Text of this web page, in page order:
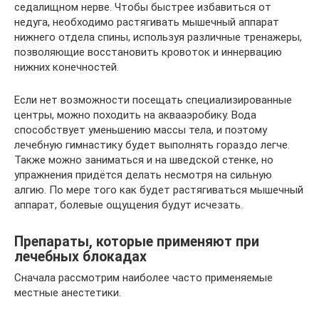
седалищном нерве. Чтобы быстрее избавиться от
недуга, необходимо растягивать мышечный аппарат
нижнего отдела спины, используя различные тренажеры,
позволяющие восстановить кровоток и иннервацию
нижних конечностей.
Если нет возможности посещать специализированные
центры, можно походить на аквааэробику. Вода
способствует уменьшению массы тела, и поэтому
лечебную гимнастику будет выполнять гораздо легче.
Также можно заниматься и на шведской стенке, но
упражнения придётся делать несмотря на сильную
алгию. По мере того как будет растягиваться мышечный
аппарат, болевые ощущения будут исчезать.
Препараты, которые применяют при
лечебных блокадах
Сначала рассмотрим наиболее часто применяемые
местные анестетики.